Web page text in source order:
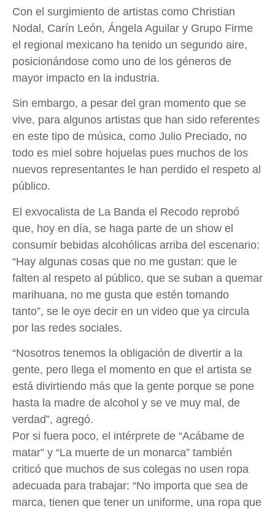
Con el surgimiento de artistas como Christian
Nodal, Carín León, Ángela Aguilar y Grupo Firme
el regional mexicano ha tenido un segundo aire,
posicionándose como uno de los géneros de
mayor impacto en la industria.
Sin embargo, a pesar del gran momento que se
vive, para algunos artistas que han sido referentes
en este tipo de música, como Julio Preciado, no
todo es miel sobre hojuelas pues muchos de los
nuevos representantes le han perdido el respeto al
público.
El exvocalista de La Banda el Recodo reprobó
que, hoy en día, se haga parte de un show el
consumir bebidas alcohólicas arriba del escenario:
“Hay algunas cosas que no me gustan: que le
falten al respeto al público, que se suban a quemar
marihuana, no me gusta que estén tomando
tanto”, se le oye decir en un video que ya circula
por las redes sociales.
“Nosotros tenemos la obligación de divertir a la
gente, pero llega el momento en que el artista se
está divirtiendo más que la gente porque se pone
hasta la madre de alcohol y se ve muy mal, de
verdad”, agregó.
Por si fuera poco, el intérprete de “Acábame de
matar” y “La muerte de un monarca” también
criticó que muchos de sus colegas no usen ropa
adecuada para trabajar: “No importa que sea de
marca, tienen que tener un uniforme, una ropa que